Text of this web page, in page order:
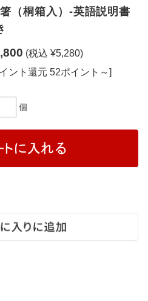
（桐箱入）-英語説明書
(税込 ¥5,280)
ント還元 52ポイント～]
個